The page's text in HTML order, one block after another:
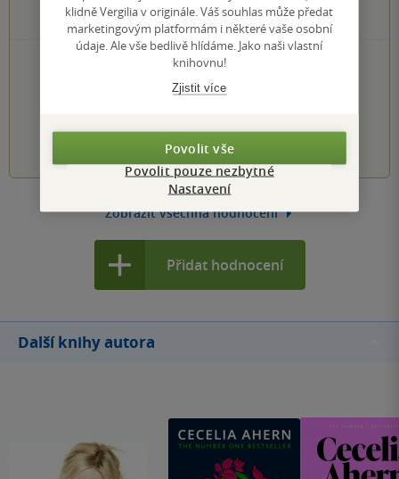
0×
1 hvezdička
PŘIDEJTE SVÉ HODNOCENÍ KNIHY
Hodnocení našich knihkupců: 0.0 z 5
1 2 3 4 5
Zobrazit všechna hodnocení
Přidat hodnocení
Další knihy autora
klidně Vergilia v originále. Váš souhlas může předat
marketingovým platformám i některé vaše osobní
údaje. Ale vše bedlivě hlídáme. Jako naši vlastní
knihovnu!
Zjistit více
Povolit vše
Povolit pouze nezbytné
Nastavení